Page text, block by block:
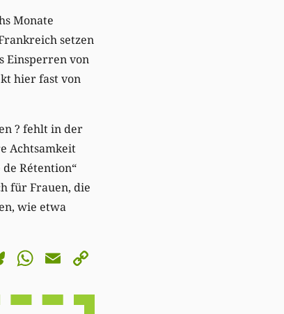
Monate
setzen
Einsperren von
hier fast von
? fehlt in der
Achtsamkeit
Rétention“
für Frauen, die
wie etwa
Bluesky
WhatsApp
Email